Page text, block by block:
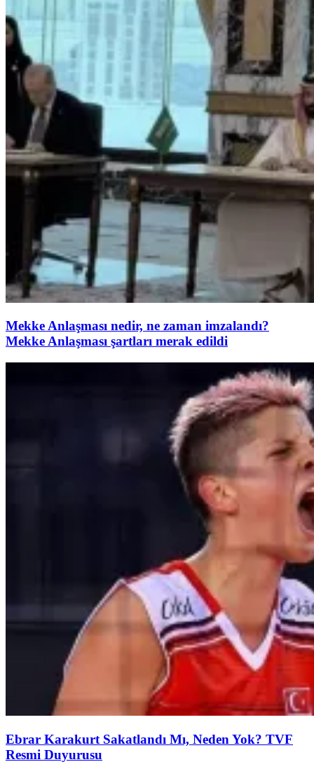
Mekke Anlaşması nedir, ne zaman imzalandı?
Mekke Anlaşması şartları merak edildi
Ebrar Karakurt Sakatlandı Mı, Neden Yok? TVF
Resmi Duyurusu